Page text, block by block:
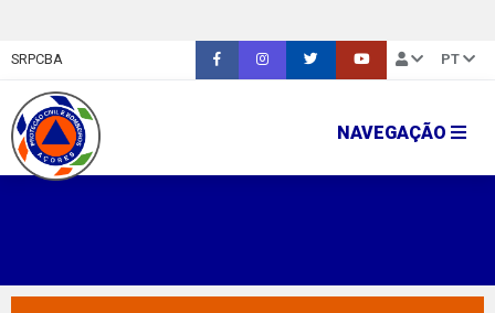
SRPCBA PT
NAVEGAÇÃO